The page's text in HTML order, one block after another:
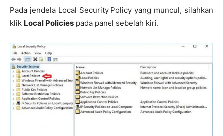
Pada jendela Local Security Policy yang muncul, silahkan
klik Local Policies pada panel sebelah kiri.